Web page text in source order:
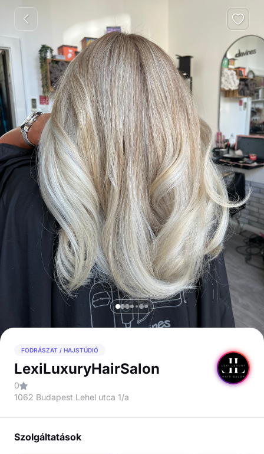
FODRÁSZAT / HAJSTÚDIÓ
LexiLuxuryHairSalon
0
1062 Budapest Lehel utca 1/a
Szolgáltatások